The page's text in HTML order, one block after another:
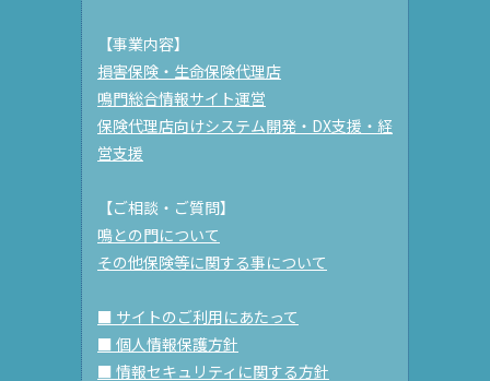
【事業内容】
損害保険・生命保険代理店
鳴門総合情報サイト運営
保険代理店向けシステム開発・DX支援・経
営支援
【ご相談・ご質問】
鳴との門について
その他保険等に関する事について
■ サイトのご利用にあたって
■ 個人情報保護方針
■ 情報セキュリティに関する方針